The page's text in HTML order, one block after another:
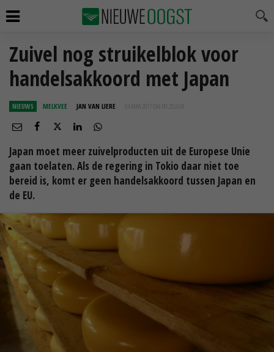
Zuivel nog struikelblok voor
handelsakkoord met Japan
NIEUWS MELKVEE JAN VAN LIERE 04 MAA 2017 OM 09:25
Japan moet meer zuivelproducten uit de Europese Unie
gaan toelaten. Als de regering in Tokio daar niet toe
bereid is, komt er geen handelsakkoord tussen Japan en
de EU.